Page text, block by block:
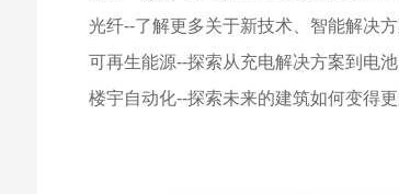
光纤--了解更多关于新技术、智能解决
可再生能源--探索从充电解决方案到电
楼宇自动化--探索未来的建筑如何变得